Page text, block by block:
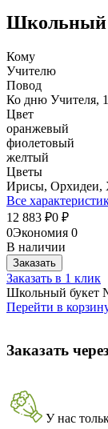
Школьный
Кому
Учителю
Повод
Ко дню Учителя, 1
Цвет
оранжевый
фиолетовый
желтый
Цветы
Ирисы, Орхидеи,
Все
12 883 ₽0 ₽
0Экономия 0
В наличии
Заказать
Заказать в 1 клик
Школьный букет
Перейти в
Заказать
У нас